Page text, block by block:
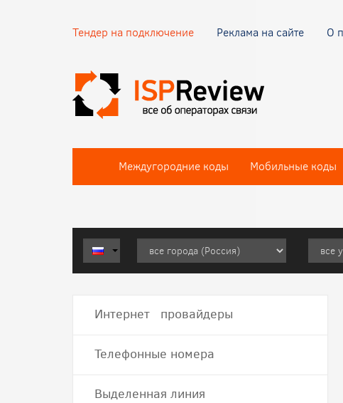
Тендер на подключение Реклама на сайте О
Междугородние коды Мобильные коды
Интернет провайдеры
Телефонные номера
Выделенная линия